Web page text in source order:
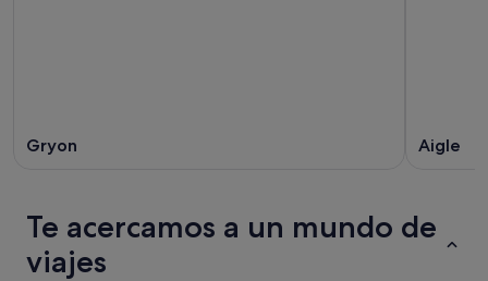
Gryon Aigle
Te acercamos a un mundo de
viajes